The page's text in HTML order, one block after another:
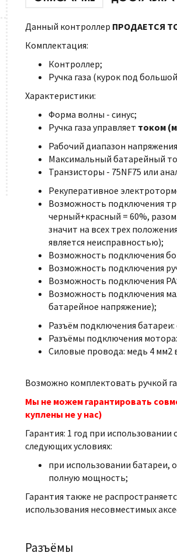
Данный контроллер ПРОДАЕТСЯ
Комплектация:
Контроллер;
Ручка газа (курок под
Характеристики:
Форма волны - синус;
Ручка газа управляет током
Рабочий диапазон
Максимальный батарейный
Транзисторы - 75NF75 или
Рекуперативное
Возможность подключения
черный+красный = 60%,
значит на всех трех
является неисправностью);
Возможность подключения
Возможность подключения
Возможность подключения
Возможность подключения
батарейное напряжение);
Разъём подключения
Разъёмы подключения
Силовые провода: медь 4 мм2
Возможно комплектовать ручкой
Мы не можем гарантировать
куплены не у нас)
Гарантия: 1 год при
следующих условиях:
при использовании батареи,
полную мощность;
Гарантия также не
использования несовместимых
Разъёмы